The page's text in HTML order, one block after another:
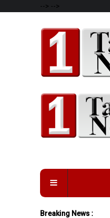
--> -->
Breaking News :